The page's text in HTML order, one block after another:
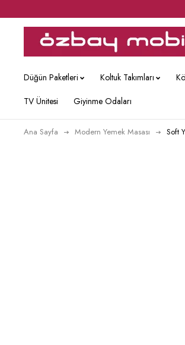
Düğün Paketleri Koltuk Takımları
TV Ünitesi
Giyinme Odaları
Ana Sayfa Modern Yemek Masası Soft